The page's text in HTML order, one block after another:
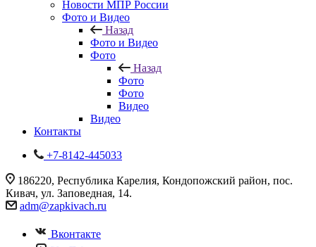
Новости МПР России
Фото и Видео
Назад
Фото и Видео
Фото
Назад
Фото
Фото
Видео
Видео
Контакты
+7-8142-445033
186220, Республика Карелия, Кондопожский район, пос.
Кивач, ул. Заповедная, 14.
adm@zapkivach.ru
Вконтакте